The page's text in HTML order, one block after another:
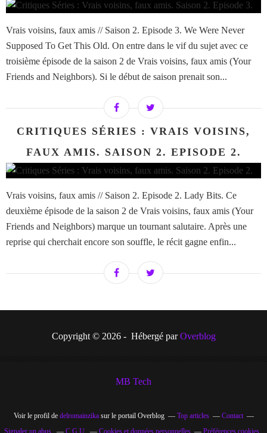
Vrais voisins, faux amis // Saison 2. Episode 3. We Were Never
Supposed To Get This Old. On entre dans le vif du sujet avec ce
troisième épisode de la saison 2 de Vrais voisins, faux amis (Your
Friends and Neighbors). Si le début de saison prenait son...
CRITIQUES SÉRIES : VRAIS VOISINS,
FAUX AMIS. SAISON 2. EPISODE 2.
Vrais voisins, faux amis // Saison 2. Episode 2. Lady Bits. Ce
deuxième épisode de la saison 2 de Vrais voisins, faux amis (Your
Friends and Neighbors) marque un tournant salutaire. Après une
reprise qui cherchait encore son souffle, le récit gagne enfin...
Copyright © 2026 - Hébergé parOverblog
MB Tech
Voir le profil de delromainzikasur le portail Overblog Top articles
Contact